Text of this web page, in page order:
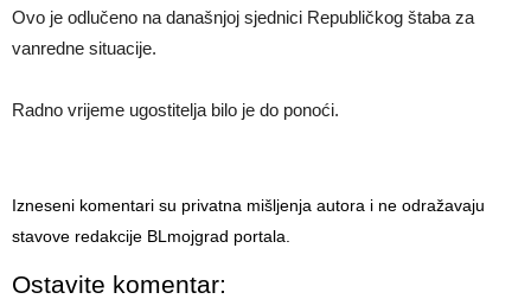
Ovo je odlučeno na današnjoj sjednici Republičkog štaba za
vanredne situacije.
Radno vrijeme ugostitelja bilo je do ponoći.
Izneseni komentari su privatna mišljenja autora i ne odražavaju
stavove redakcije BLmojgrad portala.
Ostavite komentar: